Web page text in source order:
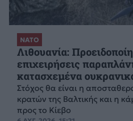
ΝΑΤΟ
Λιθουανία:
επιχειρήσεις
κατασχεμένα
Στόχος θα είναι η
κρατών της Βαλτικής και η
προς το Κίεβο